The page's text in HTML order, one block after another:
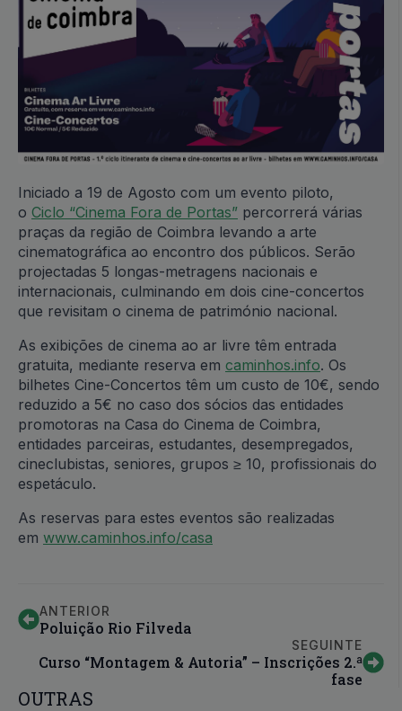
Iniciado a 19 de Agosto com um evento piloto,
o Ciclo “Cinema Fora de Portas” percorrerá várias
praças da região de Coimbra levando a arte
cinematográfica ao encontro dos públicos. Serão
projectadas 5 longas-metragens nacionais e
internacionais, culminando em dois cine-concertos
que revisitam o cinema de património nacional.
As exibições de cinema ao ar livre têm entrada
gratuita, mediante reserva em caminhos.info. Os
bilhetes Cine-Concertos têm um custo de 10€, sendo
reduzido a 5€ no caso dos sócios das entidades
promotoras na Casa do Cinema de Coimbra,
entidades parceiras, estudantes, desempregados,
cineclubistas, seniores, grupos ≥ 10, profissionais do
espetáculo.
As reservas para estes eventos são realizadas
em www.caminhos.info/casa
ANTERIOR
Poluição Rio Filveda
SEGUINTE
Curso “Montagem & Autoria” – Inscrições 2.ª
fase
OUTRAS